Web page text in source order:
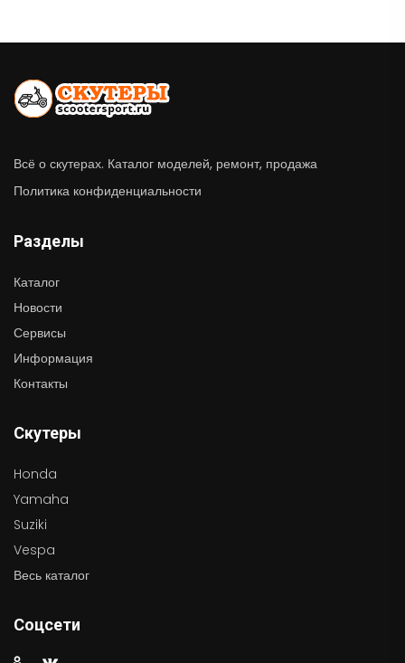
Всё о скутерах. Каталог моделей, ремонт, продажа
Политика конфиденциальности
Разделы
Каталог
Новости
Сервисы
Информация
Контакты
Скутеры
Honda
Yamaha
Suziki
Vespa
Весь каталог
Соцсети